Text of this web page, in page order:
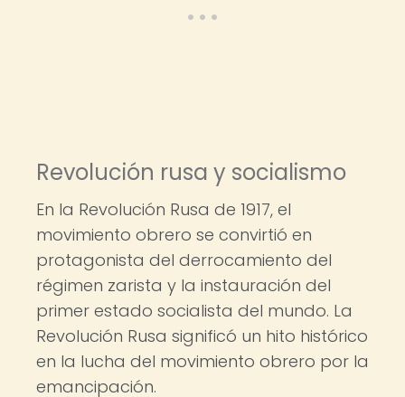
Revolución rusa y socialismo
En la Revolución Rusa de 1917, el
movimiento obrero se convirtió en
protagonista del derrocamiento del
régimen zarista y la instauración del
primer estado socialista del mundo. La
Revolución Rusa significó un hito histórico
en la lucha del movimiento obrero por la
emancipación.